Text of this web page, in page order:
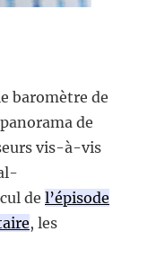
baromètre de
de
vis-à-vis
de l’épisode
, les